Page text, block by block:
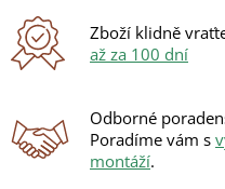
Zboží klidně
až za 100 dní
Odborné
Poradíme vám s
montáží.